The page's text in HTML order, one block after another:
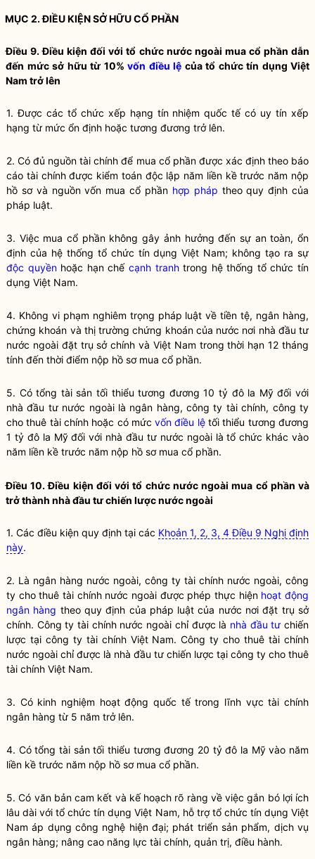
MỤC 2. ĐIỀU KIỆNSỞ HỮU CỔ PHẦN
Điều 9. Điều kiện đối vớitổ chức nước ngoài mua cổ phần dẫn
đến mức sở hữu từ 10% vốn điều lệ của tổ chức tín dụng Việt
Nam trở lên
1. Được các tổ chức xếp hạng tín nhiệm quốc tế có uy tín xếp
hạng từ mức ổn định hoặc tương đương trở lên.
2. Có đủ nguồn tài chính để mua cổ phầnđược xác định theo báo
cáo tài chính được kiểm toán độc lập năm liền kề trước năm nộp
hồ sơ và nguồn vốn muacổ phần hợp pháp theo quy định của
pháp luật.
3. Việc muacổ phầnkhông gây ảnh hưởng đến sự an toàn, ổn
định của hệ thống tổ chức tín dụng Việt Nam; không tạo ra sự
độc quyềnhoặc hạn chế cạnh tranhtrong hệ thống tổ chức tín
dụng Việt Nam.
4. Không vi phạm nghiêm trọng pháp luật về tiền tệ, ngân hàng,
chứng khoán và thị trườngchứng khoáncủa nước nơi nhà đầu tư
nước ngoàiđặt trụ sở chính và Việt Nam trong thời hạn 12 tháng
tính đến thời điểm nộp hồ sơ mua cổ phần.
5. Có tổng tài sản tối thiểu tương đương 10 tỷ đô la Mỹ đối với
nhà đầu tư nước ngoàilà ngân hàng,công ty tài chính, công ty
cho thuê tài chính hoặc có mứcvốn điều lệtối thiểu tương đương
1 tỷ đô la Mỹ đối với nhà đầu tư nước ngoàilà tổ chức khác vào
năm liền kề trước năm nộp hồ sơ mua cổ phần.
Điều 10. Điều kiện đối vớitổ chức nước ngoài mua cổ phần và
trở thành nhà đầu tư chiến lược nước ngoài
1. Các điều kiện quy định tại các Khoản 1, 2, 3, 4 Điều 9 Nghị định
này.
2. Là ngân hàng nước ngoài, công ty tài chính nước ngoài, công
ty cho thuê tài chính nước ngoài được phép thực hiện hoạt động
ngân hàng theo quy định của pháp luật của nước nơi đặt trụ sở
chính. Công ty tài chínhnước ngoài chỉ được là nhà đầu tư chiến
lược tại công ty tài chínhViệt Nam. Công ty cho thuê tài chính
nước ngoài chỉ được là nhà đầu tư chiến lược tại công ty cho thuê
tài chính Việt Nam.
3. Có kinh nghiệm hoạt động quốc tế trong lĩnh vực tài chính
ngân hàng từ 5 năm trở lên.
4. Có tổng tài sản tối thiểu tương đương 20 tỷ đô la Mỹ vào năm
liền kề trước năm nộp hồ sơ mua cổ phần.
5. Có văn bản cam kết và kế hoạch rõ ràng về việc gắn bó lợi ích
lâu dài vớitổ chức tín dụng Việt Nam, hỗ trợtổ chức tín dụng Việt
Nam áp dụng công nghệ hiện đại; phát triển sản phẩm, dịch vụ
ngân hàng; nâng cao năng lực tài chính, quản trị, điều hành.